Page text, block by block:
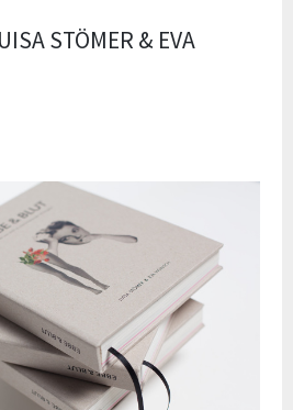
STÖMER & EVA